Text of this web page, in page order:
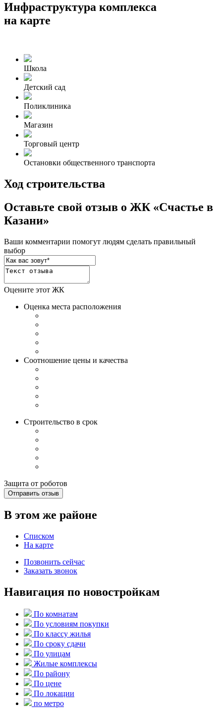
Инфраструктура комплекса
на карте
Школа
Детский сад
Поликлиника
Магазин
Торговый центр
Остановки общественного транспорта
Ход строительства
Оставьте свой отзыв о ЖК «Счастье в
Казани»
Ваши комментарии помогут людям сделать правильный
выбор
Оцените этот ЖК
Оценка места расположения
Соотношение цены и качества
Строительство в срок
Защита от роботов
Отправить отзыв
В этом же районе
Списком
На карте
Позвонить сейчас
Заказать звонок
Навигация по новостройкам
По комнатам
По условиям покупки
По классу жилья
По сроку сдачи
По улицам
Жилые комплексы
По району
По цене
По локации
по метро